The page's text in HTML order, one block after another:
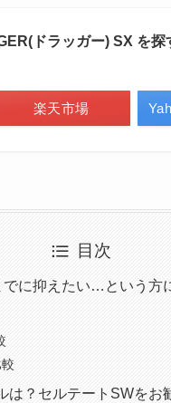
ドラッガー) SX を探
楽天市場
目次
に抑えたい…という方
は？セルテートSWをお